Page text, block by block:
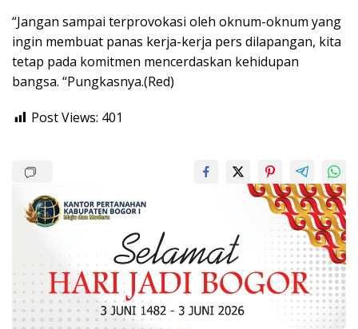
“Jangan sampai terprovokasi oleh oknum-oknum yang
ingin membuat panas kerja-kerja pers dilapangan, kita
tetap pada komitmen mencerdaskan kehidupan
bangsa. “Pungkasnya.(Red)
Post Views: 401